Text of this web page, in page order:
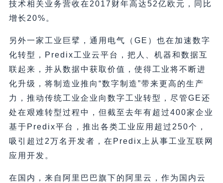
技术相关业务营收在2017财年高达52亿欧元，同比
增长20%。
另外一家工业巨擘，通用电气（GE）也在加速数字
化转型，Predix工业云平台，把人、机器和数据互
联起来，并从数据中获取价值，使得工业将不断进
化升级，将制造业推向“数字制造”带来更高的生产
力，推动传统工业企业向数字工业转型，尽管GE还
处在艰难转型过程中，但截至去年有超过400家企业
基于Predix平台，推出各类工业应用超过250个，
吸引超过2万名开发者，在Predix上从事工业互联网
应用开发。
在国内，来自阿里巴巴旗下的阿里云，作为国内云